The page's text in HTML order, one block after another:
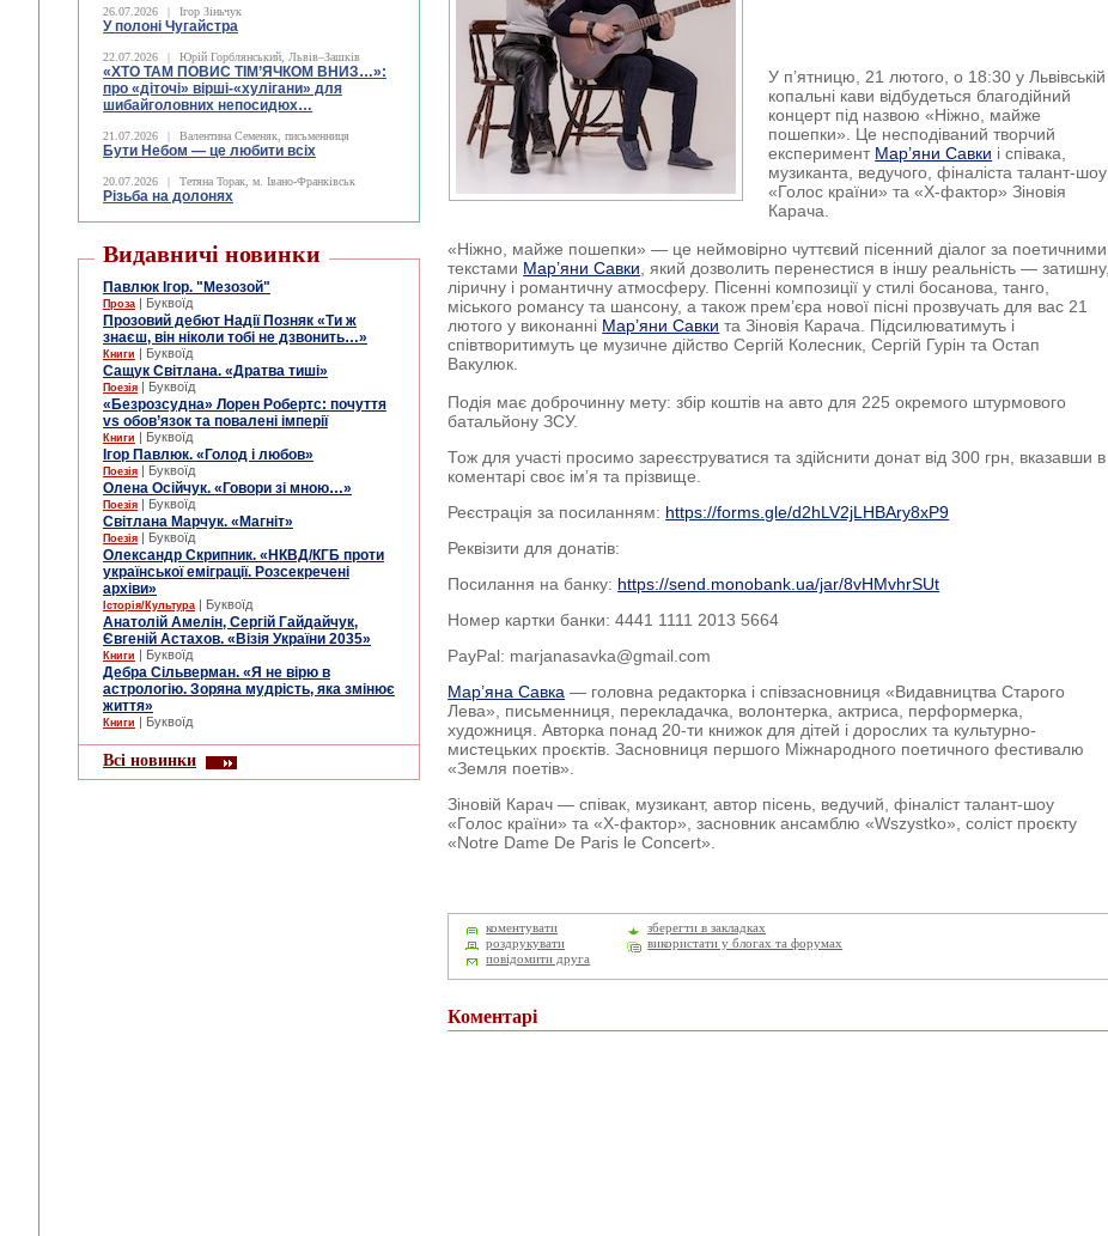
26.07.2026 | Ігор Зіньчук
У полоні Чугайстра
22.07.2026 | Юрій Горблянський, Львів–Зашків
«ХТО ТАМ ПОВИС ТІМ’ЯЧКОМ ВНИЗ…»:
про «діточі» вірші-«хулігани» для
шибайголовних непосидюх…
21.07.2026 | Валентина Семеняк, письменниця
Бути Небом ― це любити всіх
20.07.2026 | Тетяна Торак, м. Івано-Франківськ
Різьба на долонях
Видавничі новинки
Павлюк Ігор. "Мезозой"
Проза | Буквоїд
Прозовий дебют Надії Позняк «Ти ж
знаєш, він ніколи тобі не дзвонить…»
Книги | Буквоїд
Сащук Світлана. «Дратва тиші»
Поезія | Буквоїд
«Безрозсудна» Лорен Робертс: почуття
vs обов’язок та повалені імперії
Книги | Буквоїд
Ігор Павлюк. «Голод і любов»
Поезія | Буквоїд
Олена Осійчук. «Говори зі мною…»
Поезія | Буквоїд
Світлана Марчук. «Магніт»
Поезія | Буквоїд
Олександр Скрипник. «НКВД/КГБ проти
української еміграції. Розсекречені
архіви»
Історія/Культура | Буквоїд
Анатолій Амелін, Сергій Гайдайчук,
Євгеній Астахов. «Візія України 2035»
Книги | Буквоїд
Дебра Сільверман. «Я не вірю в
астрологію. Зоряна мудрість, яка змінює
життя»
Книги | Буквоїд
Всі новинки
У п’ятницю, 21 лютого, о 18:30 у Львівській
копальні кави відбудеться благодійний
концерт під назвою «Ніжно, майже
пошепки». Це несподіваний творчий
експеримент Мар’яни Савки і співака,
музиканта, ведучого, фіналіста талант-шоу
«Голос країни» та «Х-фактор» Зіновія
Карача.
«Ніжно, майже пошепки» — це неймовірно чуттєвий пісенний діалог за поетичними
текстами Мар’яни Савки , який дозволить перенестися в іншу реальність — затишну,
ліричну і романтичну атмосферу. Пісенні композиції у стилі босанова, танго,
міського романсу та шансону, а також прем’єра нової пісні прозвучать для вас 21
лютого у виконанні Мар’яни Савки та Зіновія Карача. Підсилюватимуть і
співтворитимуть це музичне дійство Сергій Колесник, Сергій Гурін та Остап
Вакулюк.
Подія має доброчинну мету: збір коштів на авто для 225 окремого штурмового
батальйону ЗСУ.
Тож для участі просимо зареєструватися та здійснити донат від 300 грн, вказавши в
коментарі своє імʼя та прізвище.
Реєстрація за посиланням: https://forms.gle/d2hLV2jLHBAry8xP9
Реквізити для донатів:
Посилання на банку: https://send.monobank.ua/jar/8vHMvhrSUt
Номер картки банки: 4441 1111 2013 5664
PayPal: marjanasavka@gmail.com
Мар’яна Савка — головна редакторка і співзасновниця «Видавництва Старого
Лева», письменниця, перекладачка, волонтерка, актриса, перформерка,
художниця. Авторка понад 20-ти книжок для дітей і дорослих та культурно-
мистецьких проєктів. Засновниця першого Міжнародного поетичного фестивалю
«Земля поетів».
Зіновій Карач —співак, музикант, автор пісень, ведучий, фіналіст талант-шоу
«Голос країни» та «Х-фактор»,засновник ансамблю «Wszystko», соліст проєкту
«Notre Dame De Paris le Concert».
коментувати
зберегти в закладках
роздрукувати
використати у блогах та форумах
повідомити друга
Коментарі